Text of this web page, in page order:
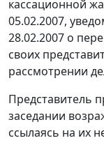
кассационной
05.02.2007,
28.02.2007 о
своих
рассмотрении
Представитель
заседании
ссылаясь на их